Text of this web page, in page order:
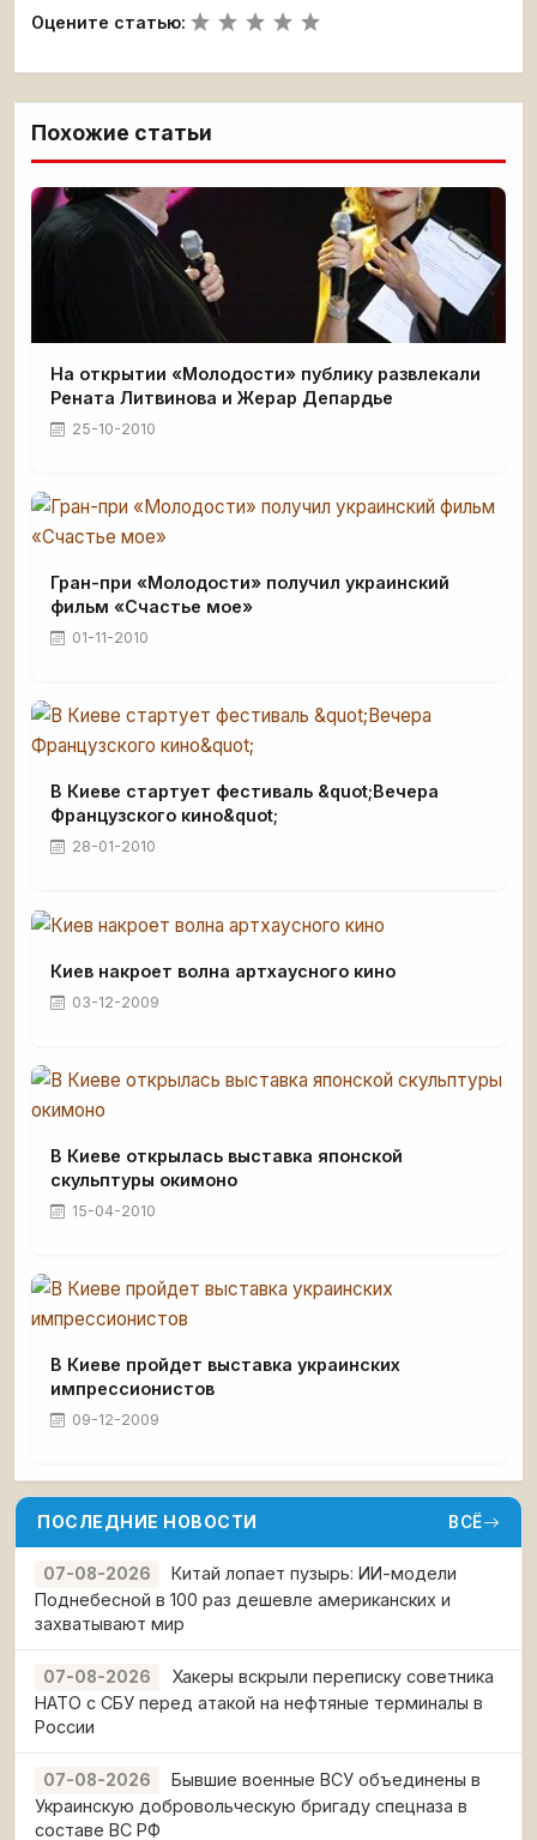
Оцените статью:
Похожие статьи
На открытии «Молодости» публику развлекали
Рената Литвинова и Жерар Депардье
25-10-2010
Гран-при «Молодости» получил украинский
фильм «Счастье мое»
01-11-2010
В Киеве стартует фестиваль &quot;Вечера
Французского кино&quot;
28-01-2010
Киев накроет волна артхаусного кино
03-12-2009
В Киеве открылась выставка японской
скульптуры окимоно
15-04-2010
В Киеве пройдет выставка украинских
импрессионистов
09-12-2009
ПОСЛЕДНИЕ НОВОСТИ ВСЁ
07-08-2026
Китай лопает пузырь: ИИ-модели
Поднебесной в 100 раз дешевле американских и
захватывают мир
07-08-2026
Хакеры вскрыли переписку советника
НАТО с СБУ перед атакой на нефтяные терминалы в
России
07-08-2026
Бывшие военные ВСУ объединены в
Украинскую добровольческую бригаду спецназа в
составе ВС РФ